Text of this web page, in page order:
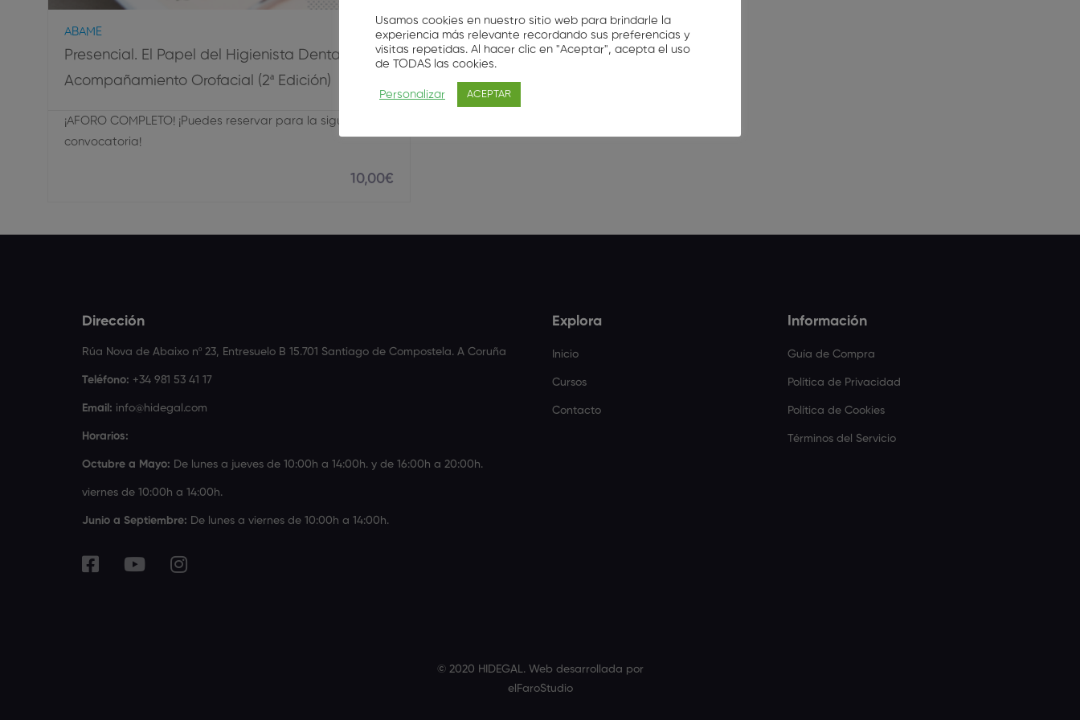
ABAME
Presencial. El Papel del Higienista Dental en el
Acompañamiento Orofacial (2ª Edición)
¡AFORO COMPLETO! ¡Puedes reservar para la siguiente
convocatoria!
10,00€
Dirección
Rúa Nova de Abaixo nº 23, Entresuelo B 15.701 Santiago de Compostela. A Coruña
Teléfono: +34 981 53 41 17
Email: info@hidegal.com
Horarios:
Octubre a Mayo: De lunes a jueves de 10:00h a 14:00h. y de 16:00h a 20:00h.
viernes de 10:00h a 14:00h.
Junio a Septiembre: De lunes a viernes de 10:00h a 14:00h.
Explora
Inicio
Cursos
Contacto
Información
Guía de Compra
Política de Privacidad
Política de Cookies
Términos del Servicio
© 2020 HIDEGAL. Web desarrollada por
elFaroStudio
Usamos cookies en nuestro sitio web para brindarle la
experiencia más relevante recordando sus preferencias y
visitas repetidas. Al hacer clic en "Aceptar", acepta el uso
de TODAS las cookies.
Personalizar ACEPTAR